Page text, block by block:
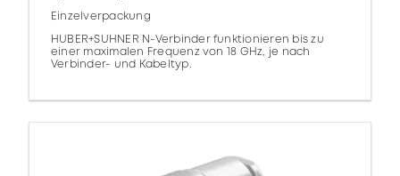
Einzelverpackung
HUBER+SUHNER N-Verbinder funktionieren bis zu
einer maximalen Frequenz von 18 GHz, je nach
Verbinder- und Kabeltyp.